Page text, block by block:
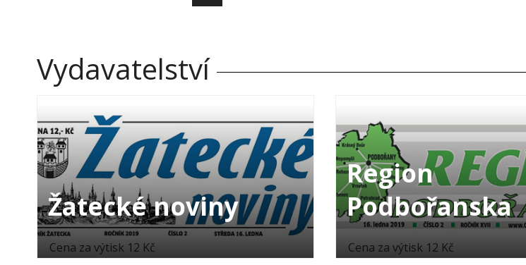
Vydavatelství
Žatecké noviny
Cena za výtisk 12 Kč
Region
Podbořanska
Cena za výtisk 12 Kč